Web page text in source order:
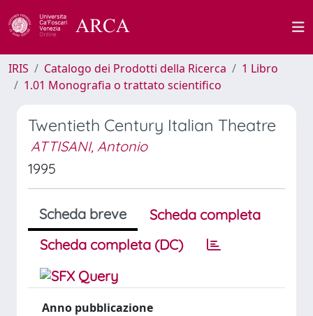
IRIS Catalogo dei Prodotti della Ricerca
1 Libro
1.01 Monografia o trattato scientifico
Twentieth Century Italian Theatre
ATTISANI, Antonio
1995
Scheda breve
Scheda completa
Scheda completa (DC)
Anno pubblicazione